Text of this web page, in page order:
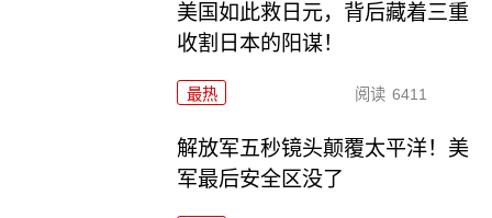
美国如此救日元，背后藏着三重
收割日本的阳谋！
最热 阅读 6411
解放军五秒镜头颠覆太平洋！美
军最后安全区没了